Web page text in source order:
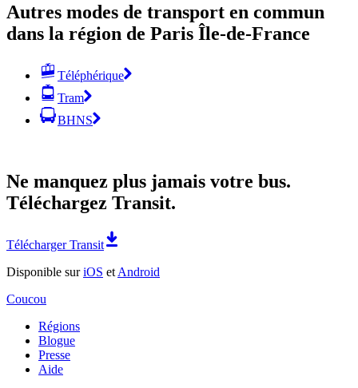
Autres modes de transport en commun
dans la région de Paris Île-de-France
Téléphérique
Tram
BHNS
Ne manquez plus jamais votre bus.
Téléchargez Transit.
Télécharger Transit
Disponible suriOS et Android
Coucou
Régions
Blogue
Presse
Aide